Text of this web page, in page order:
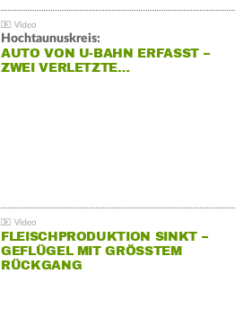
Hochtaunuskreis:
AUTO VON U-BAHN ERFASST –
ZWEI VERLETZTE…
FLEISCHPRODUKTION SINKT –
GEFLÜGEL MIT GRÖSSTEM R
ÜCKGANG